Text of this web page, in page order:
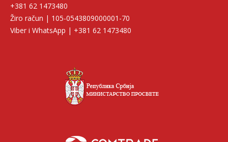
+381 62 1473480
Žiro račun | 105-0543809000001-70
Viber i WhatsApp | +381 62 1473480